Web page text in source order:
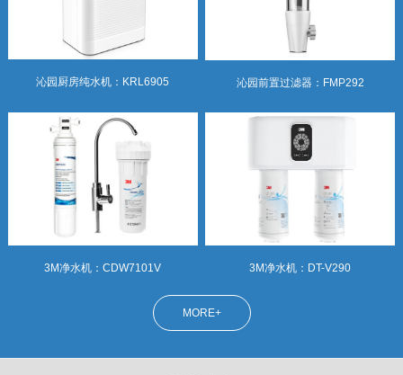
沁园厨房纯水机：KRL6905 沁园前置过滤器：FMP292
3M净水机：CDW7101V 3M净水机：DT-V290
MORE+